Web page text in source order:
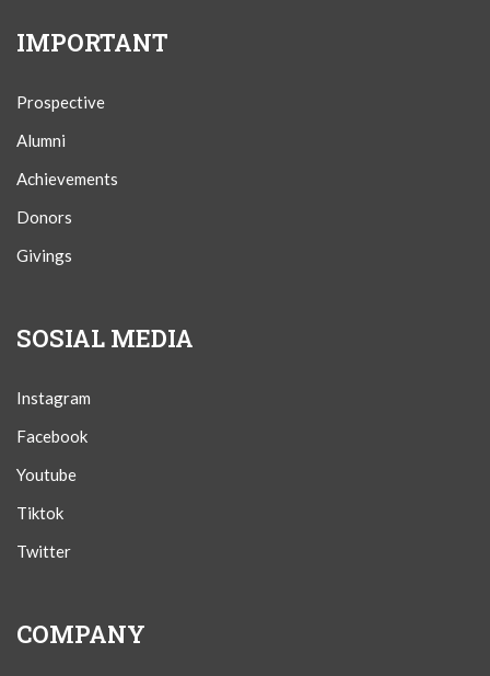
IMPORTANT
Prospective
Alumni
Achievements
Donors
Givings
SOSIAL MEDIA
Instagram
Facebook
Youtube
Tiktok
Twitter
COMPANY